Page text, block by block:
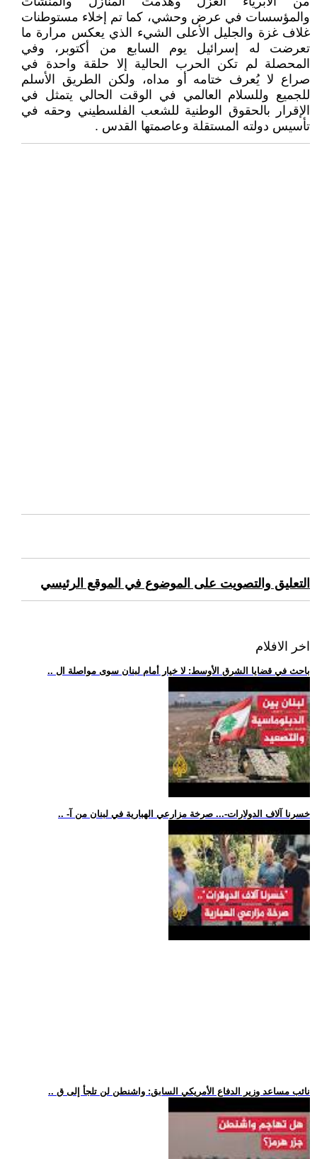
والمؤسسات في عرض وحشي، كما تم إخلاء مستوطنات
غلاف غزة والجليل الأعلى الشيء الذي يعكس مرارة ما
تعرضت له إسرائيل يوم السابع من أكتوبر، وفي
المحصلة لم تكن الحرب الحالية إلا حلقة واحدة في
صراع لا يُعرف ختامه أو مداه، ولكن الطريق الأسلم
للجميع وللسلام العالمي في الوقت الحالي يتمثل في
الإقرار بالحقوق الوطنية للشعب الفلسطيني وحقه في
تأسيس دولته المستقلة وعاصمتها القدس .
التعليق والتصويت على الموضوع في الموقع الرئيسي
اخر الافلام
.. باحث في قضايا الشرق الأوسط: لا خيار أمام لبنان سوى مواصلة ال
.. -خسرنا آلاف الدولارات-... صرخة مزارعي الهبارية في لبنان من آ
.. نائب مساعد وزير الدفاع الأمريكي السابق: واشنطن لن تلجأ إلى ق